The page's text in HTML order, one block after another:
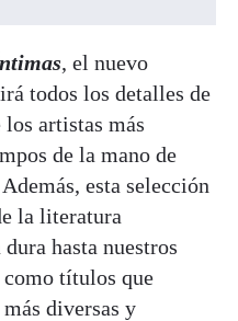
, el nuevo
todos los detalles de
los artistas más
de la mano de
esta selección
la literatura
hasta nuestros
como títulos que
diversas y